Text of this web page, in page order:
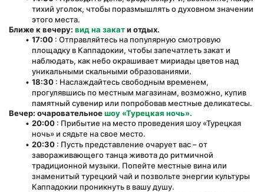
тихий уголок, чтобы поразмышлять о духовном значении
этого места.
Ближе к вечеру: вид на закати отдых.
17:00 : Отправляйтесь на популярную смотровую
площадку в Каппадокии, чтобы запечатлеть закат и
наблюдать, как небо окрашивает мириады цветов над
уникальными скальными образованиями.
18:30 : Наслаждайтесь свободным временем,
прогулявшись по местным магазинам, возможно, купив
памятный сувенир или попробовав местные деликатесы.
Вечер: очаровательноешоу «Турецкая ночь».
20:00 : Прибытие на место проведения шоу «Турецкая
ночь» и сядьте на свое место.
20:30 : Пусть представление очарует вас – от
завораживающего танца живота до ритмичной
традиционной музыки. Попейте местные вина или
знаменитый турецкий чай и позвольте энергии культуры
Каппадокии проникнуть в вашу душу.